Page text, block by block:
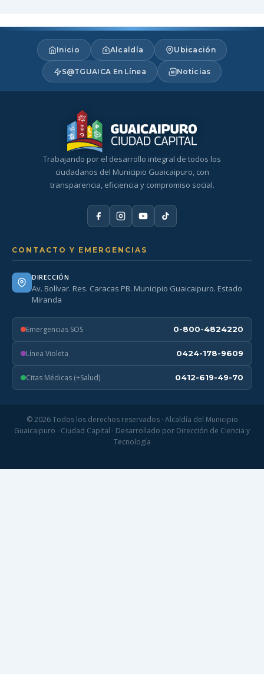
Inicio Alcaldía Ubicación
S@TGUAICA En Línea Noticias
Trabajando por el desarrollo integral de todos los
ciudadanos del Municipio Guaicaipuro, con
transparencia, eficiencia y compromiso social.
CONTACTO Y EMERGENCIAS
DIRECCIÓN
Av. Bolívar. Res. Caracas PB. Municipio Guaicaipuro. Estado
Miranda
Emergencias SOS 0-800-4824220
Línea Violeta 0424-178-9609
Citas Médicas (+Salud) 0412-619-49-70
© 2026 Todos los derechos reservados · Alcaldía del Municipio
Guaicaipuro · Ciudad Capital · Desarrollado por Dirección de Ciencia y
Tecnología